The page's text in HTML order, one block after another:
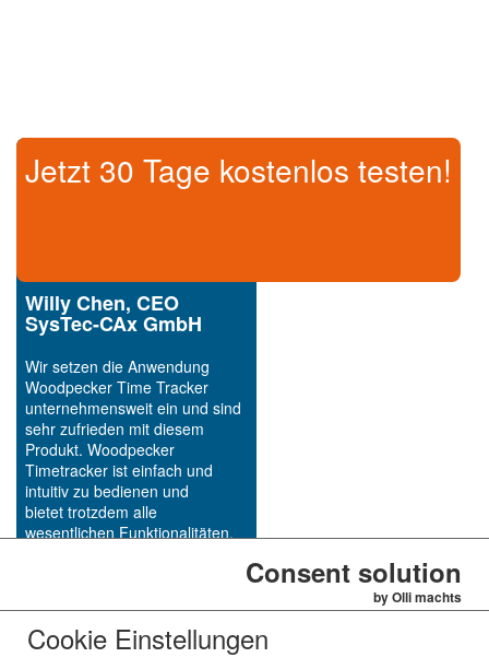
Jetzt 30 Tage kostenlos testen!
Willy Chen, CEO
SysTec-CAx GmbH
Wir setzen die Anwendung
Woodpecker Time Tracker
unternehmensweit ein und sind
sehr zufrieden mit diesem
Produkt. Woodpecker
Timetracker ist einfach und
intuitiv zu bedienen und
bietet trotzdem alle
wesentlichen Funktionalitäten.
Weiterentwicklung
berücksichtigt und Fehler
Consent solution
by Olli machts
Cookie Einstellungen